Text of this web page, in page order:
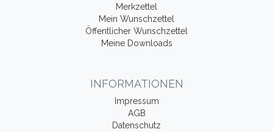
Merkzettel
Mein Wunschzettel
Öffentlicher Wunschzettel
Meine Downloads
INFORMATIONEN
Impressum
AGB
Datenschutz